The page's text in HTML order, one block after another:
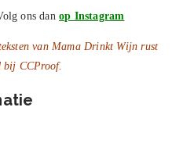
ons dan op Instagram
van Mama Drinkt Wijn rust
bij CCProof.